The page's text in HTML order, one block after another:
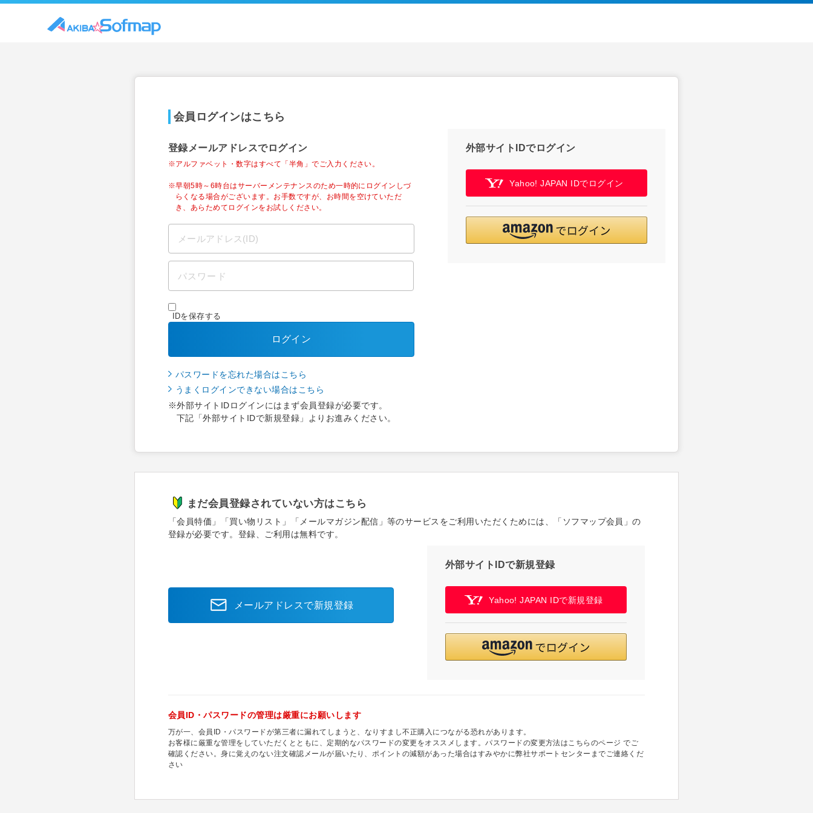
会員ログインはこちら
登録メールアドレスでログイン
※アルファベット・数字はすべて「半角」でご入力ください。
※早朝5時～6時台はサーバーメンテナンスのため一時的にログインしづ
らくなる場合がございます。お手数ですが、お時間を空けていただ
き、あらためてログインをお試しください。
IDを保存する
ログイン
パスワードを忘れた場合はこちら
うまくログインできない場合はこちら
※外部サイトIDログインにはまず会員登録が必要です。
下記「外部サイトIDで新規登録」よりお進みください。
外部サイトIDでログイン
Yahoo! JAPAN IDでログイン
まだ会員登録されていない方はこちら
「会員特価」「買い物リスト」「メールマガジン配信」等のサービスをご利用いただくためには、「ソフマップ会員」の
登録が必要です。登録、ご利用は無料です。
メールアドレスで新規登録
外部サイトIDで新規登録
Yahoo! JAPAN IDで新規登録
会員ID・パスワードの管理は厳重にお願いします
万が一、会員ID・パスワードが第三者に漏れてしまうと、なりすまし不正購入につながる恐れがあります。
お客様に厳重な管理をしていただくとともに、定期的なパスワードの変更をオススメします。パスワードの変更方法はこちらのページ でご
確認ください。身に覚えのない注文確認メールが届いたり、ポイントの減額があった場合はすみやかに弊社サポートセンターまでご連絡くだ
さい